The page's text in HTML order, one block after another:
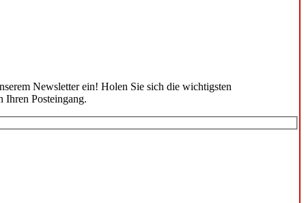
Newsletter ein! Holen Sie sich die wichtigsten
Ihren Posteingang.